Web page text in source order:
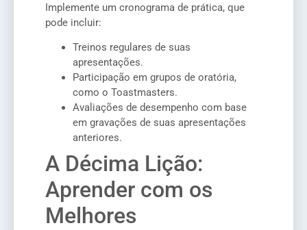
Implemente um cronograma de prática, que
pode incluir:
Treinos regulares de suas
apresentações.
Participação em grupos de oratória,
como o Toastmasters.
Avaliações de desempenho com base
em gravações de suas apresentações
anteriores.
A Décima Lição:
Aprender com os
Melhores